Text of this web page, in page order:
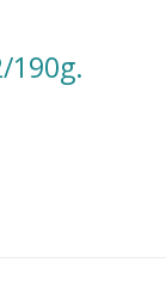
190g.